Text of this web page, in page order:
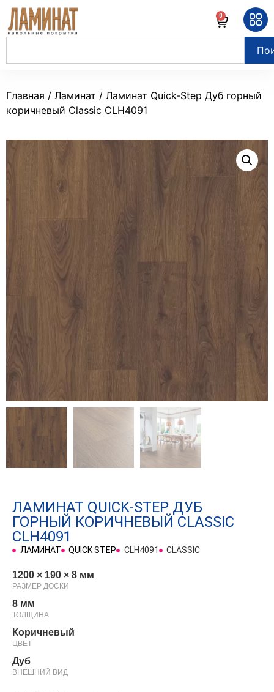
0
Главная / Ламинат / Ламинат Quick-Step Дуб горный
коричневый Classic CLH4091
ЛАМИНАТ QUICK-STEP ДУБ
ГОРНЫЙ КОРИЧНЕВЫЙ CLASSIC
CLH4091
ЛАМИНАТ QUICK STEP CLH4091 CLASSIC
1200 × 190 × 8 мм
РАЗМЕР ДОСКИ
8 мм
ТОЛЩИНА
Коричневый
ЦВЕТ
Дуб
ВНЕШНИЙ ВИД